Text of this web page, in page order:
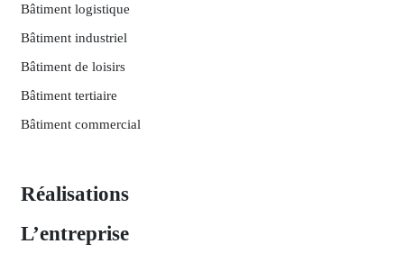
Bâtiment logistique
Bâtiment industriel
Bâtiment de loisirs
Bâtiment tertiaire
Bâtiment commercial
Réalisations
L’entreprise